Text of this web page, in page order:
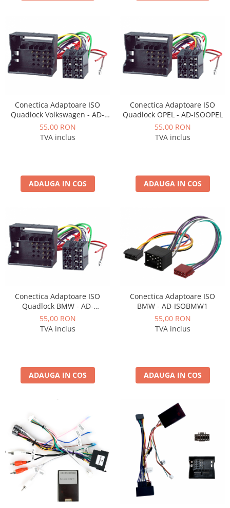
Conectica Adaptoare ISO
Quadlock Volkswagen - AD-
ISOVW
55,00 RON
TVA inclus
ADAUGA IN COS
Conectica Adaptoare ISO
Quadlock OPEL - AD-ISOOPEL
55,00 RON
TVA inclus
ADAUGA IN COS
Conectica Adaptoare ISO
Quadlock BMW - AD-
ISOBMW2
55,00 RON
TVA inclus
ADAUGA IN COS
Conectica Adaptoare ISO
BMW - AD-ISOBMW1
55,00 RON
TVA inclus
ADAUGA IN COS